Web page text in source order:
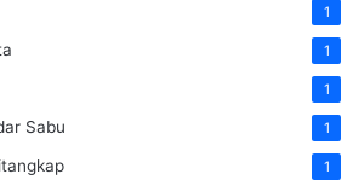
1
1
1
Sabu 1
1